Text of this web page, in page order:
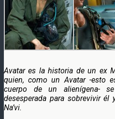
Avatar es la historia de un ex
quien, como un Avatar -esto
cuerpo de un alienígena-
desesperada para sobrevivir
Na’vi.